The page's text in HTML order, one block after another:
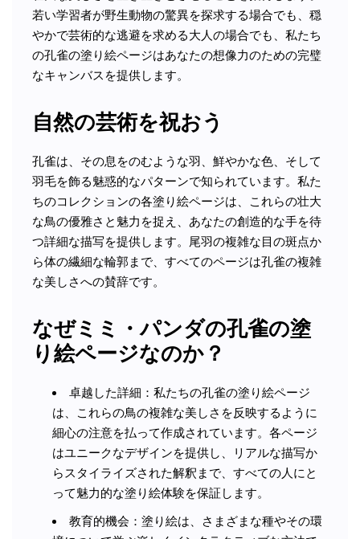
若い学習者が野生動物の驚異を探求する場合でも、穏
やかで芸術的な逃避を求める大人の場合でも、私たち
の孔雀の塗り絵ページはあなたの想像力のための完璧
なキャンバスを提供します。
自然の芸術を祝おう
孔雀は、その息をのむような羽、鮮やかな色、そして
羽毛を飾る魅惑的なパターンで知られています。私た
ちのコレクションの各塗り絵ページは、これらの壮大
な鳥の優雅さと魅力を捉え、あなたの創造的な手を待
つ詳細な描写を提供します。尾羽の複雑な目の斑点か
ら体の繊細な輪郭まで、すべてのページは孔雀の複雑
な美しさへの賛辞です。
なぜミミ・パンダの孔雀の塗
り絵ページなのか？
卓越した詳細：私たちの孔雀の塗り絵ページ
は、これらの鳥の複雑な美しさを反映するように
細心の注意を払って作成されています。各ページ
はユニークなデザインを提供し、リアルな描写か
らスタイライズされた解釈まで、すべての人にと
って魅力的な塗り絵体験を保証します。
教育的機会：塗り絵は、さまざまな種やその環